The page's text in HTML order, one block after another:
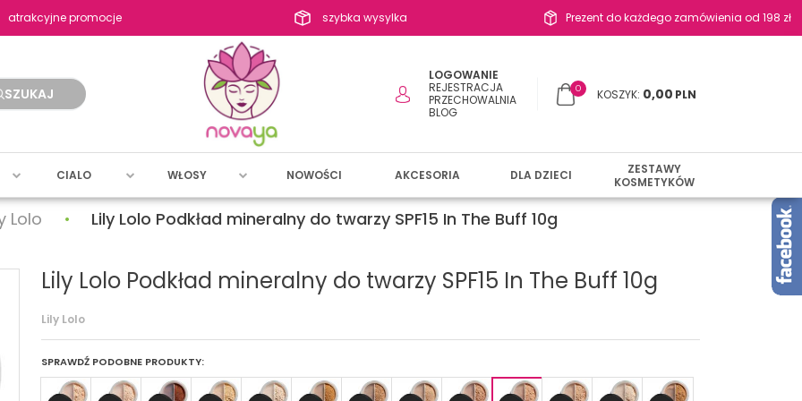
atrakcyjne promocje szybka wysylka Prezent do każdego zamówienia od 198 zł
SZUKAJ
LOGOWANIE
REJESTRACJA
PRZECHOWALNIA
BLOG
0 KOSZYK: 0,00 PLN
CIALO WŁOSY NOWOŚCI AKCESORIA DLA DZIECI
ZESTAWY
KOSMETYKÓW
Lolo Lily Lolo Podkład mineralny do twarzy SPF15 In The Buff 10g
Lily Lolo Podkład mineralny do twarzy SPF15 In The Buff 10g
Lily Lolo
SPRAWDŹ PODOBNE PRODUKTY: